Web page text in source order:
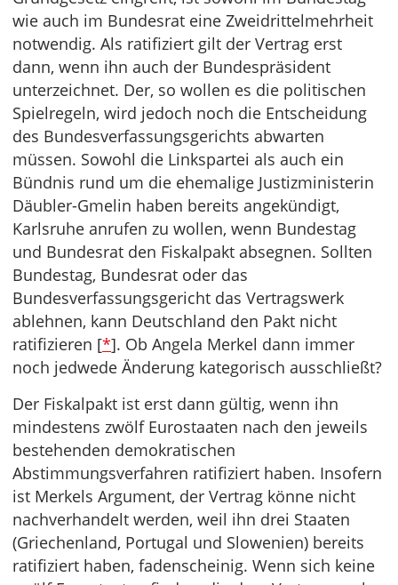
wie auch im Bundesrat eine Zweidrittelmehrheit
notwendig. Als ratifiziert gilt der Vertrag erst
dann, wenn ihn auch der Bundespräsident
unterzeichnet. Der, so wollen es die politischen
Spielregeln, wird jedoch noch die Entscheidung
des Bundesverfassungsgerichts abwarten
müssen. Sowohl die Linkspartei als auch ein
Bündnis rund um die ehemalige Justizministerin
Däubler-Gmelin haben bereits angekündigt,
Karlsruhe anrufen zu wollen, wenn Bundestag
und Bundesrat den Fiskalpakt absegnen. Sollten
Bundestag, Bundesrat oder das
Bundesverfassungsgericht das Vertragswerk
ablehnen, kann Deutschland den Pakt nicht
ratifizieren [*]. Ob Angela Merkel dann immer
noch jedwede Änderung kategorisch ausschließt?
Der Fiskalpakt ist erst dann gültig, wenn ihn
mindestens zwölf Eurostaaten nach den jeweils
bestehenden demokratischen
Abstimmungsverfahren ratifiziert haben. Insofern
ist Merkels Argument, der Vertrag könne nicht
nachverhandelt werden, weil ihn drei Staaten
(Griechenland, Portugal und Slowenien) bereits
ratifiziert haben, fadenscheinig. Wenn sich keine